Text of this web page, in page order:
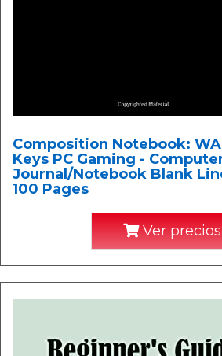
Composition Notebook:
Keys PC Gaming -
Journal/Notebook Blank
100 Pages
Ver